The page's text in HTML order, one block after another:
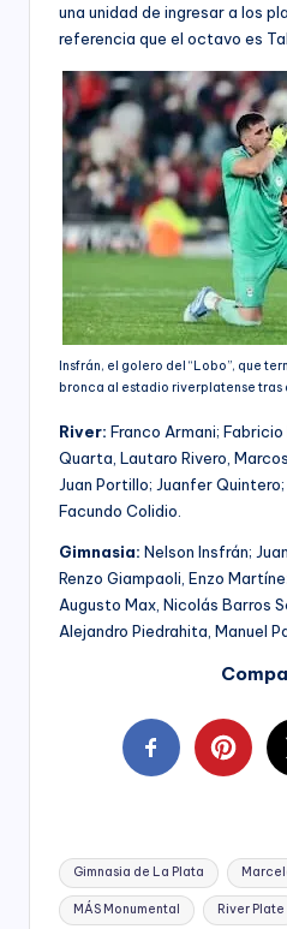
una unidad de ingresar a los
referencia que el octavo es
Insfrán, el golero del “Lobo”, que
bronca al estadio riverplatense tras
River: Franco Armani;
Quarta, Lautaro Rivero,
Juan Portillo; Juanfer
Facundo Colidio.
Gimnasia: Nelson Insfrán;
Renzo Giampaoli, Enzo
Augusto Max, Nicolás Barros
Alejandro Piedrahita, Manuel
Tags:
Gimnasia de La Plata
MÁS Monumental River Plate